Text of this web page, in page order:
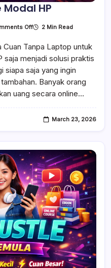
HP
OffOn
Modal
HP
2 Min Read
Tanpa Laptop untuk
saja menjadi solusi praktis
siapa saja yang ingin
Banyak orang
uang secara online…
March 23, 2026